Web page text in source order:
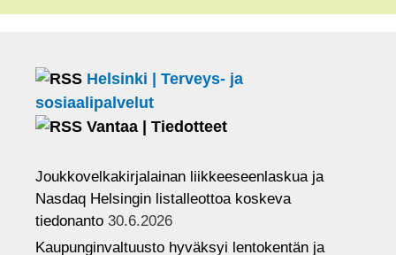
k
r
e
u
Helsinki | Terveys- ja
sosiaalipalvelut
Vantaa | Tiedotteet
Joukkovelkakirjalainan liikkeeseenlaskua ja
Nasdaq Helsingin listalleottoa koskeva
tiedonanto 30.6.2026
Kaupunginvaltuusto hyväksyi lentokentän ja